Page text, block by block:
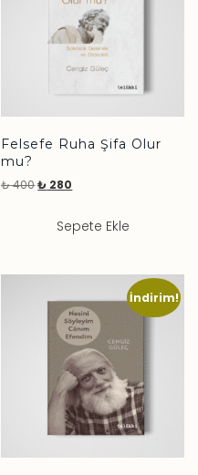
Felsefe Ruha Şifa Olur
mu?
₺400₺ 280
Sepete Ekle
İndirim!